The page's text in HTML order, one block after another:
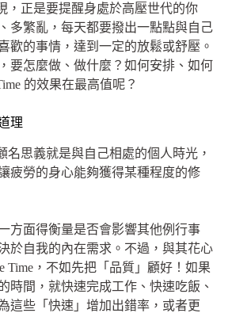
，正是要提醒身處於高壓世代的你
多繁亂，每天都要撥出一點點與自己
歡的事情，達到一定的放鬆或舒壓。
要怎麼做、做什麼？如何安排、如何
的效果在最高值呢？
理
名思義就是與自己相處的個人時光，
疲勞的身心能夠獲得某種程度的修
方面得衡量是否會影響其他例行事
於自我的內在需求。不過，與其花心
Time，不如先把「品質」顧好！如果
時間，就快速完成工作、快速吃飯、
這些「快速」增加出錯率，或者更